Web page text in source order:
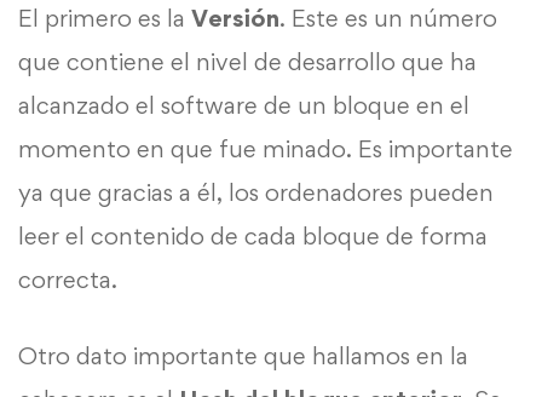
El primero es la Versión. Este es un número
que contiene el nivel de desarrollo que ha
alcanzado el software de un bloque en el
momento en que fue minado. Es importante
ya que gracias a él, los ordenadores pueden
leer el contenido de cada bloque de forma
correcta.
Otro dato importante que hallamos en la